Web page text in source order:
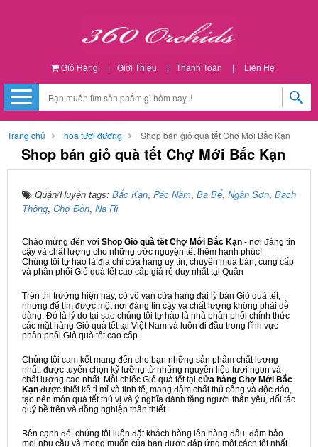
Giỏ Hàng | Giới Thiệu | Thanh Toán | Liên Hệ
Trang chủ hoa tươi đường Shop bán giỏ quà tết Chợ Mới Bắc Kạn
Shop bán giỏ quà tết Chợ Mới Bắc Kạn
Quận/Huyện tags: Bắc Kạn, Pác Nặm, Ba Bể, Ngân Sơn, Bạch
Thông, Chợ Đồn, Na Rì
Chào mừng đến với Shop Giỏ quà tết Chợ Mới Bắc Kạn - nơi đáng tin
cậy và chất lượng cho những ước nguyện tết thêm hạnh phúc!
Chúng tôi tự hào là địa chỉ cửa hàng uy tín, chuyên mua bán, cung cấp
và phân phối Giỏ quà tết cao cấp giá rẻ duy nhất tại Quận
Trên thị trường hiện nay, có vô vàn cửa hàng đại lý bán Giỏ quà tết,
nhưng để tìm được một nơi đáng tin cậy và chất lượng không phải dễ
dàng. Đó là lý do tại sao chúng tôi tự hào là nhà phân phối chính thức
các mặt hàng Giỏ quà tết tại Việt Nam và luôn đi đầu trong lĩnh vực
phân phối Giỏ quà tết cao cấp.
Chúng tôi cam kết mang đến cho bạn những sản phẩm chất lượng
nhất, được tuyển chọn kỹ lưỡng từ những nguyên liệu tươi ngon và
chất lượng cao nhất. Mỗi chiếc Giỏ quà tết tại cửa hàng Chợ Mới Bắc
Kạn được thiết kế tỉ mỉ và tinh tế, mang đậm chất thủ công và độc đáo,
tạo nên món quà tết thú vị và ý nghĩa dành tặng người thân yêu, đối tác
quý bề trên và đồng nghiệp thân thiết.
Bên cạnh đó, chúng tôi luôn đặt khách hàng lên hàng đầu, đảm bảo
mọi nhu cầu và mong muốn của bạn được đáp ứng một cách tốt nhất.